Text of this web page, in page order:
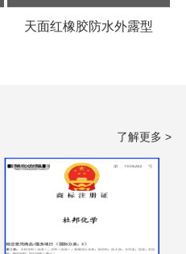
天面红橡胶防水外露型
了解更多 >